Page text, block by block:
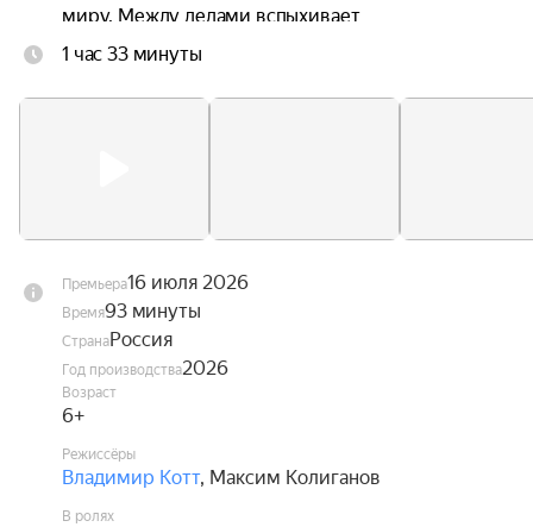
миру. Между дедами вспыхивает
соперничество за внимание внука — от едких
Юра всё больше чувствует, что проигрывает, но,
1 час 33 минуты
Премьера16 июля 2026
Время93 минуты
СтранаРоссия
Год производства2026
Возраст
6+
Режиссёры
Владимир Котт, Максим Колиганов
В ролях